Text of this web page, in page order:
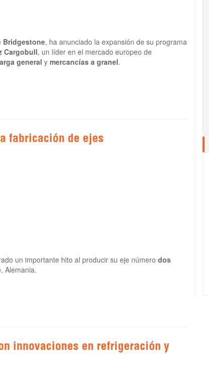
Bridgestone, ha anunciado la expansión de su programa
Cargobull, un líder en el mercado europeo de
general y mercancías a granel.
fabricación de ejes
un importante hito al producir su eje número dos
, Alemania.
innovaciones en refrigeración y